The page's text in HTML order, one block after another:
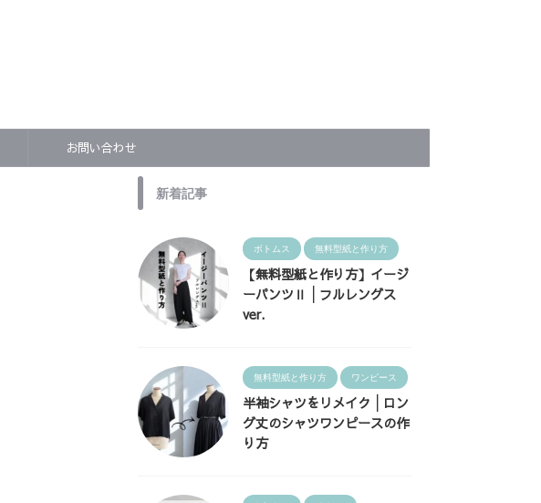
お問い合わせ
新着記事
ボトムス 無料型紙と作り方
【無料型紙と作り方】イージ
ーパンツⅡ│フルレングス
ver.
無料型紙と作り方 ワンピース
半袖シャツをリメイク│ロン
グ丈のシャツワンピースの作
り方